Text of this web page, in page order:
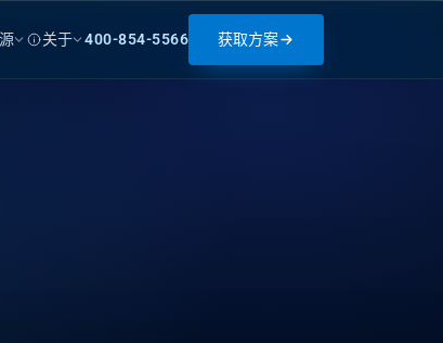
关于 400-854-5566 获取方案